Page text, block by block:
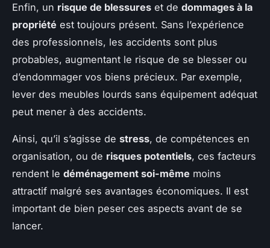
Enfin, un risque de blessures et de dommages à la
propriété est toujours présent. Sans l’expérience
des professionnels, les accidents sont plus
probables, augmentant le risque de se blesser ou
d’endommager vos biens précieux. Par exemple,
lever des meubles lourds sans équipement adéquat
peut mener à des accidents.
Ainsi, qu’il s’agisse de stress, de compétences en
organisation, ou de risques potentiels, ces facteurs
rendent le déménagement soi-même moins
attractif malgré ses avantages économiques. Il est
important de bien peser ces aspects avant de se
lancer.